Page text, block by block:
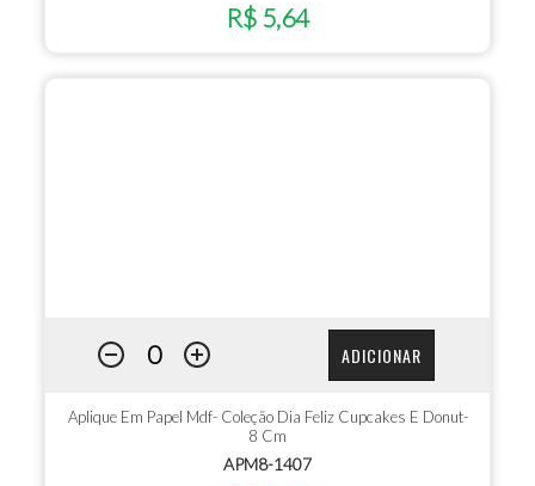
R$ 5,64
ADICIONAR
Aplique Em Papel Mdf- Coleção Dia Feliz Cupcakes E Donut-
8 Cm
APM8-1407